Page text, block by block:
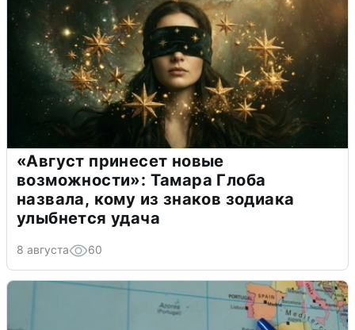
«Август принесет новые
возможности»: Тамара Глоба
назвала, кому из знаков зодиака
улыбнется удача
8 августа 60